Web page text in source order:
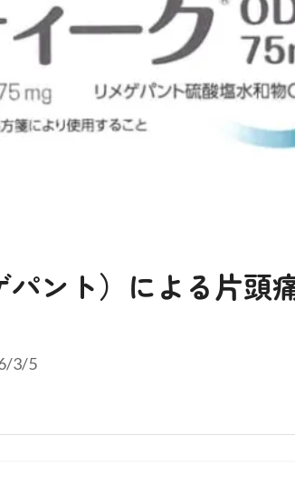
3/5
ント）による片頭